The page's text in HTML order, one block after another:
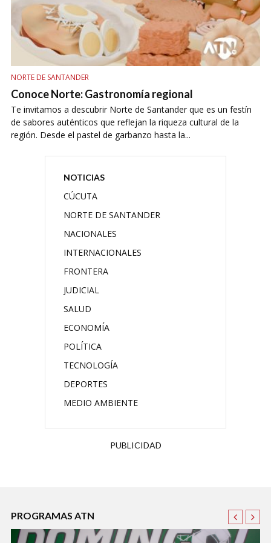
NORTE DE SANTANDER
Conoce Norte: Gastronomía regional
Te invitamos a descubrir Norte de Santander que es un festín
de sabores auténticos que reflejan la riqueza cultural de la
región. Desde el pastel de garbanzo hasta la...
NOTICIAS
CÚCUTA
NORTE DE SANTANDER
NACIONALES
INTERNACIONALES
FRONTERA
JUDICIAL
SALUD
ECONOMÍA
POLÍTICA
TECNOLOGÍA
DEPORTES
MEDIO AMBIENTE
PUBLICIDAD
PROGRAMAS ATN